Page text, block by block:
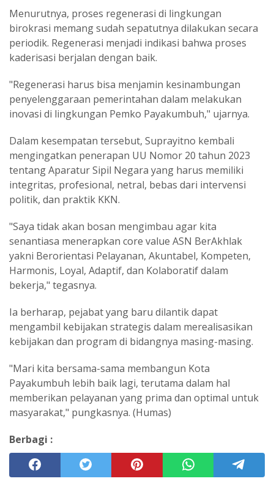
Menurutnya, proses regenerasi di lingkungan
birokrasi memang sudah sepatutnya dilakukan secara
periodik. Regenerasi menjadi indikasi bahwa proses
kaderisasi berjalan dengan baik.
"Regenerasi harus bisa menjamin kesinambungan
penyelenggaraan pemerintahan dalam melakukan
inovasi di lingkungan Pemko Payakumbuh," ujarnya.
Dalam kesempatan tersebut, Suprayitno kembali
mengingatkan penerapan UU Nomor 20 tahun 2023
tentang Aparatur Sipil Negara yang harus memiliki
integritas, profesional, netral, bebas dari intervensi
politik, dan praktik KKN.
"Saya tidak akan bosan mengimbau agar kita
senantiasa menerapkan core value ASN BerAkhlak
yakni Berorientasi Pelayanan, Akuntabel, Kompeten,
Harmonis, Loyal, Adaptif, dan Kolaboratif dalam
bekerja," tegasnya.
Ia berharap, pejabat yang baru dilantik dapat
mengambil kebijakan strategis dalam merealisasikan
kebijakan dan program di bidangnya masing-masing.
"Mari kita bersama-sama membangun Kota
Payakumbuh lebih baik lagi, terutama dalam hal
memberikan pelayanan yang prima dan optimal untuk
masyarakat," pungkasnya. (Humas)
Berbagi :